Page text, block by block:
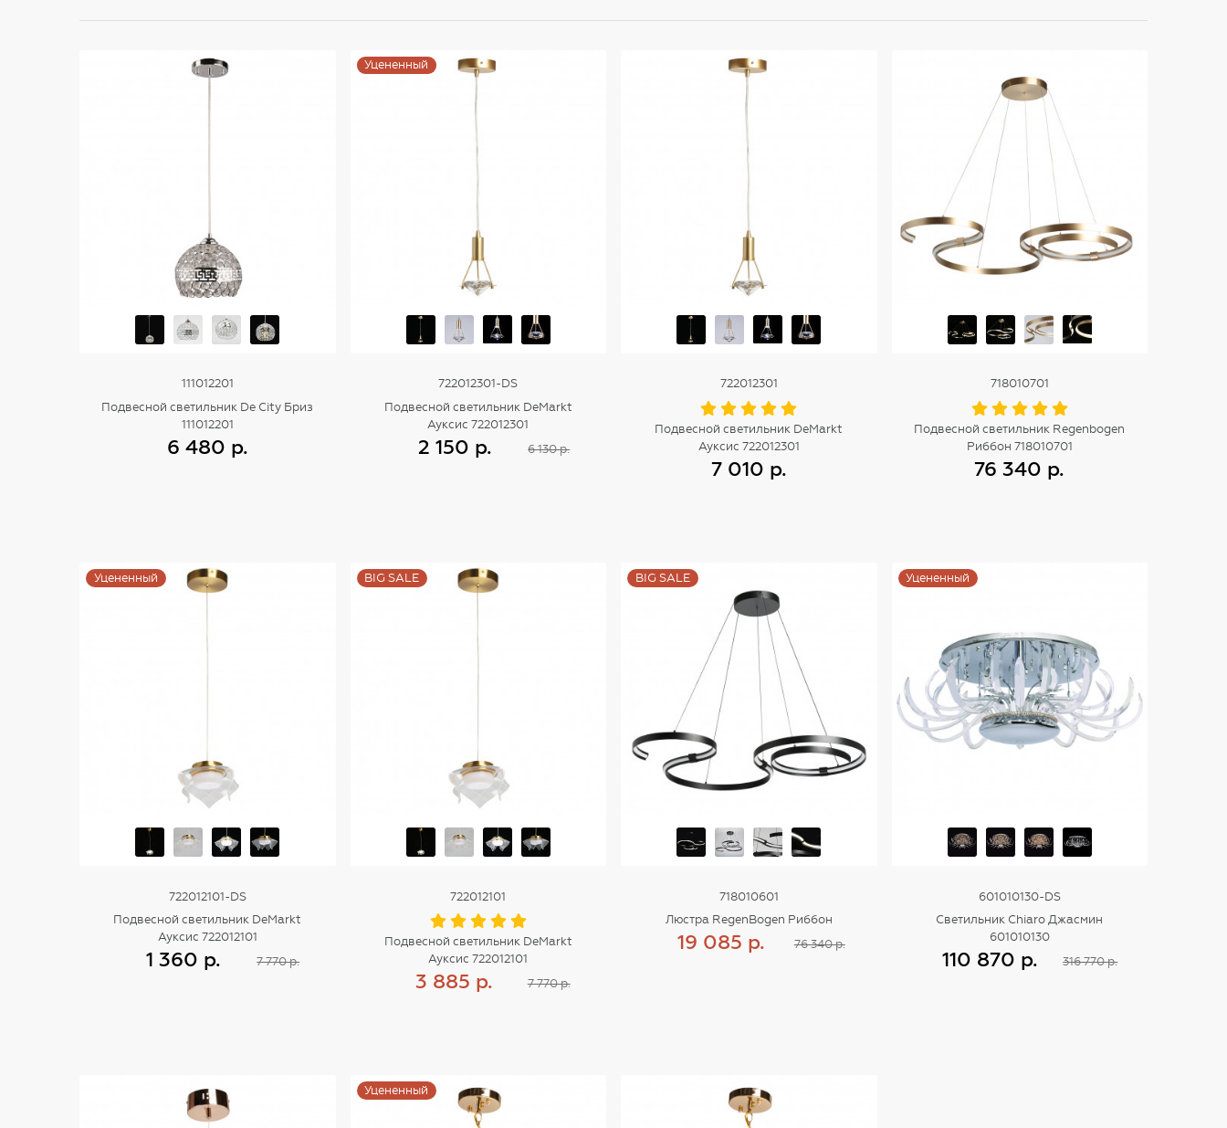
111012201
Подвесной светильник De City Бриз
111012201
6 480 р.
Уцененный
722012301-DS
Подвесной светильник DeMarkt
Ауксис 722012301
2 150 р.
6 130 р.
722012301
Подвесной светильник DeMarkt
Ауксис 722012301
7 010 р.
718010701
Подвесной светильник Regenbogen
Риббон 718010701
76 340 р.
Уцененный
722012101-DS
Подвесной светильник DeMarkt
Ауксис 722012101
1 360 р.
7 770 р.
BIG SALE
722012101
Подвесной светильник DeMarkt
Ауксис 722012101
3 885 р.
7 770 р.
BIG SALE
718010601
Люстра RegenBogen Риббон
19 085 р.
76 340 р.
Уцененный
601010130-DS
Светильник Chiaro Джасмин
601010130
110 870 р.
316 770 р.
Уцененный